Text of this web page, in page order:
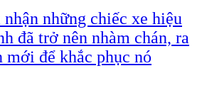
nhận những chiếc xe hiệu
đã trở nên nhàm chán, ra
mới để khắc phục nó